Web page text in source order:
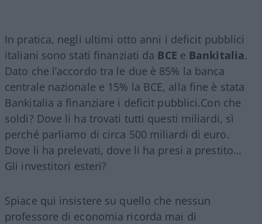
In pratica, negli ultimi otto anni i deficit pubblici
italiani sono stati finanziati da BCE e Bankitalia.
Dato che l’accordo tra le due è 85% la banca
centrale nazionale e 15% la BCE, alla fine è stata
Bankitalia a finanziare i deficit pubblici.Con che
soldi? Dove li ha trovati tutti questi miliardi, sì
perché parliamo di circa 500 miliardi di euro.
Dove li ha prelevati, dove li ha presi a prestito…
Gli investitori esteri?
Spiace qui insistere su quello che nessun
professore di economia ricorda mai di